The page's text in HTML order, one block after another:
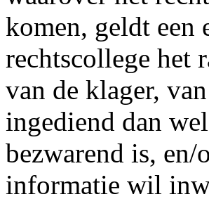
komen, geldt een
rechtscollege het
van de klager,
ingediend dan
bezwarend is,
informatie wil